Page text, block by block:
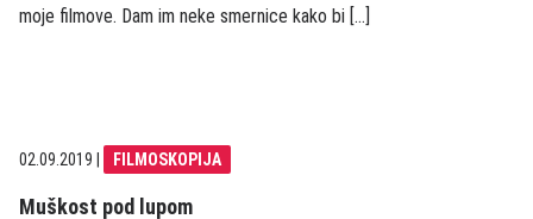
moje filmove. Dam im neke smernice kako bi […]
02.09.2019 FILMOSKOPIJA
Muškost pod lupom